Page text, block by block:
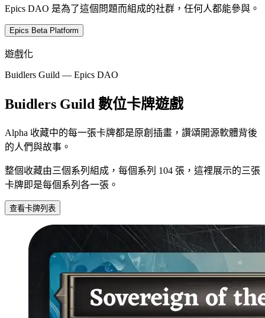
Epics DAO 是為了這個問題而組成的社群，任何人都能參與。
Epics Beta Platform
遊戲化
Buidlers Guild — Epics DAO
Buidlers Guild 數位卡牌遊戲
Alpha 收藏中的每一張卡牌都是原創插畫，讚頌開源軟體背後
的人們與故事。
整個收藏由三個系列組成，每個系列 104 張，這裡展示的三張
卡牌即是每個系列各一張。
查看卡牌列表